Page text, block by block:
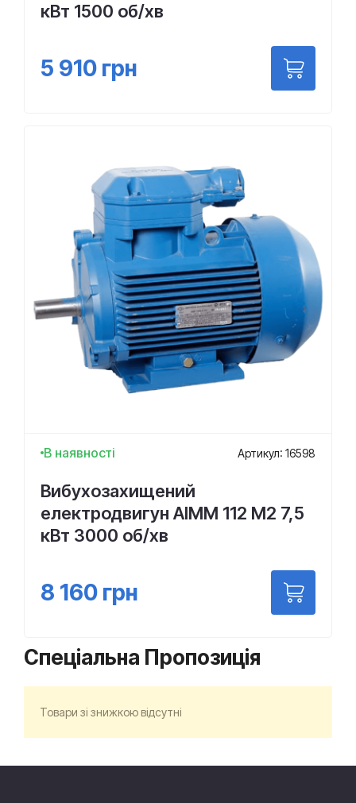
кВт 1500 об/хв
5 910 грн
В наявності Артикул: 16598
Вибухозахищений
електродвигун АІММ 112 М2 7,5
кВт 3000 об/хв
8 160 грн
Спеціальна Пропозиція
Товари зі знижкою відсутні